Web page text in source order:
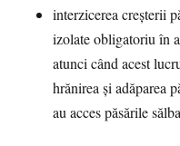
interzicerea creșterii
izolate obligatoriu în
atunci când acest
hrănirea și adăparea
au acces păsările